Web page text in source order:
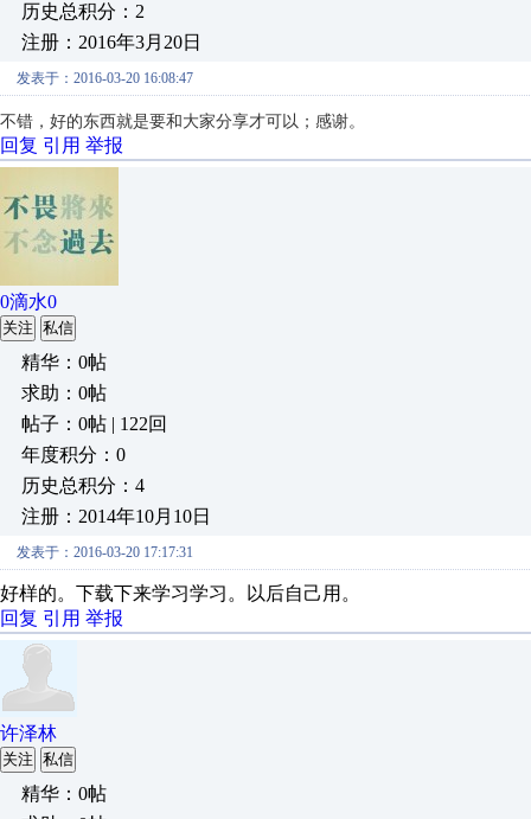
历史总积分：2
注册：2016年3月20日
发表于：2016-03-20 16:08:47
不错，好的东西就是要和大家分享才可以；感谢。
回复 引用 举报
0滴水0
关注 私信
精华：0帖
求助：0帖
帖子：0帖 | 122回
年度积分：0
历史总积分：4
注册：2014年10月10日
发表于：2016-03-20 17:17:31
好样的。下载下来学习学习。以后自己用。
回复 引用 举报
许泽林
关注 私信
精华：0帖